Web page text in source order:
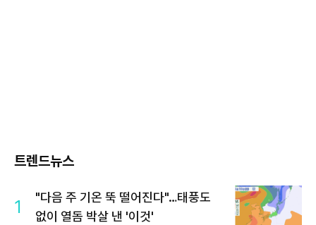
트렌드뉴스
1
"다음 주 기온 뚝 떨어진다"…태풍도
없이 열돔 박살 낸 '이것'